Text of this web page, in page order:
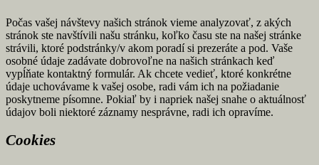
Počas vašej návštevy našich stránok vieme analyzovať, z akých
stránok ste navštívili našu stránku, koľko času ste na našej stránke
strávili, ktoré podstránky/v akom poradí si prezeráte a pod. Vaše
osobné údaje zadávate dobrovoľne na našich stránkach keď
vypĺňate kontaktný formulár. Ak chcete vedieť, ktoré konkrétne
údaje uchovávame k vašej osobe, radi vám ich na požiadanie
poskytneme písomne. Pokiaľ by i napriek našej snahe o aktuálnosť
údajov boli niektoré záznamy nesprávne, radi ich opravíme.
Cookies